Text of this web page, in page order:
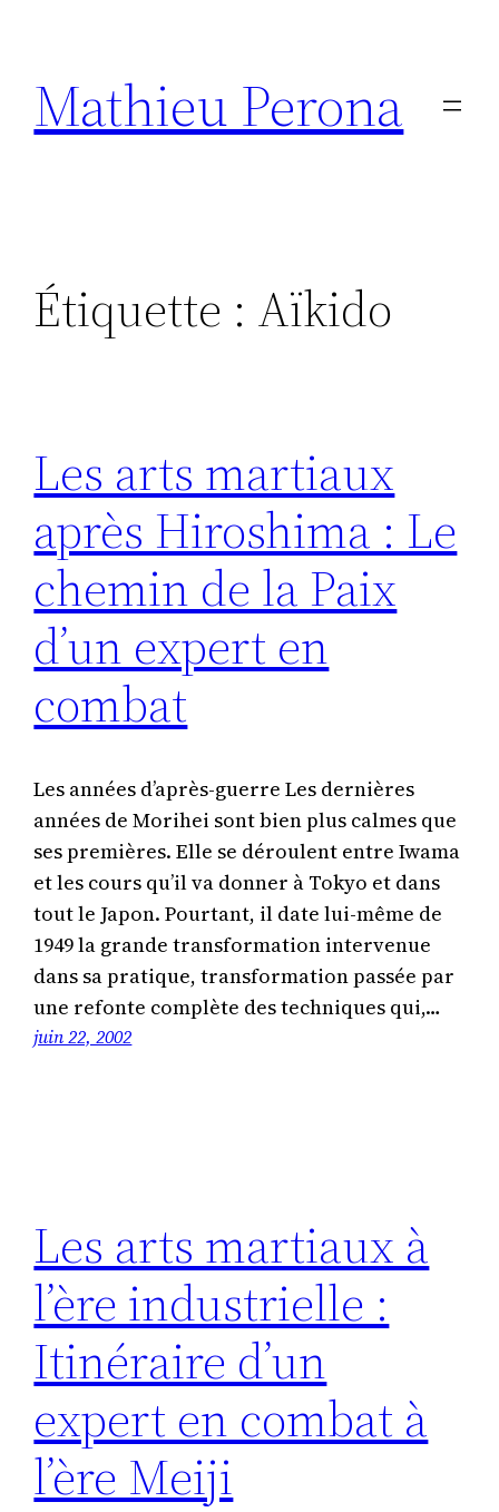
contenu
Mathieu Perona
Étiquette : Aïkido
Les arts martiaux
après Hiroshima : Le
chemin de la Paix
d’un expert en
combat
Les années d’après-guerre Les dernières
années de Morihei sont bien plus calmes que
ses premières. Elle se déroulent entre Iwama
et les cours qu’il va donner à Tokyo et dans
tout le Japon. Pourtant, il date lui-même de
1949 la grande transformation intervenue
dans sa pratique, transformation passée par
une refonte complète des techniques qui,…
juin 22, 2002
Les arts martiaux à
l’ère industrielle :
Itinéraire d’un
expert en combat à
l’ère Meiji